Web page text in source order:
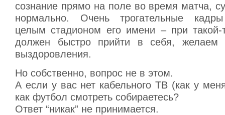
сознание прямо на поле во время матча,
нормально. Очень трогательные кадры
целым стадионом его имени – при такой-
должен быстро прийти в себя, желаем
выздоровления.
Но собственно, вопрос не в этом.
А если у вас нет кабельного ТВ (как у
как футбол смотреть собираетесь?
Ответ “никак” не принимается.